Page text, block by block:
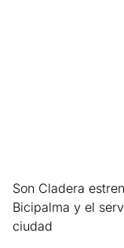
Son Cladera
Bicipalma y el
ciudad